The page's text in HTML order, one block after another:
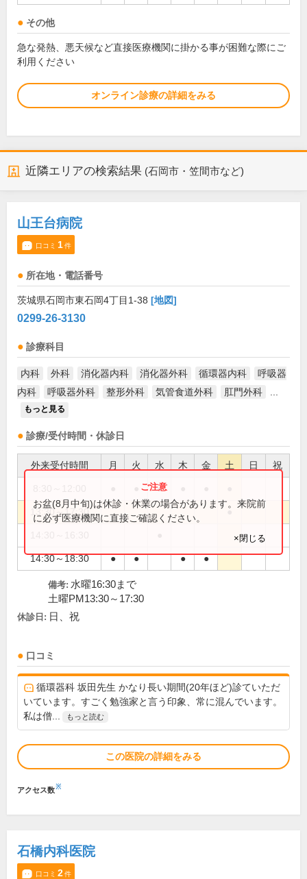
その他
急な発熱、悪天候など直接医療機関に掛かる事が困難な際にご
利用ください
オンライン診療の詳細をみる
近隣エリアの検索結果 (石岡市・笠間市など)
山王台病院
口コミ 1件
所在地・電話番号
茨城県石岡市東石岡4丁目1-38 [地図]
0299-26-3130
診療科目
内科 外科 消化器内科 消化器外科 循環器内科
呼吸器
内科
呼吸器外科 整形外科 気管食道外科 肛門外科
もっと見る
診療/受付時間・休診日
外来受付時間 月 火 水 木 金 土 日 祝
●
13:30～17:30 ●
14:30～18:30 ● ● ● ●
お盆(8月中旬)は休診・休業の場合があります。来院前
に必ず医療機関に直接ご確認ください。
×閉じる
備考: 水曜16:30まで
土曜PM13:30～17:30
休診日: 日、祝
口コミ
循環器科 坂田先生 かなり長い期間(20年ほど)診ていただ
いています。すごく勉強家と言う印象、常に混んでいます。
私は僧...
もっと読む
この医院の詳細をみる
アクセス数※
石橋内科医院
口コミ 2件